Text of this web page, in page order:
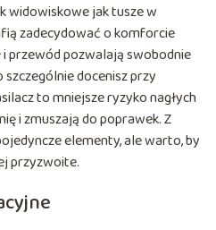
widowiskowe jak tusze w
zadecydować o komforcie
przewód pozwalają swobodnie
docenisz przy
to mniejsze ryzyko nagłych
i zmuszają do poprawek. Z
elementy, ale warto, by
przyzwoite.